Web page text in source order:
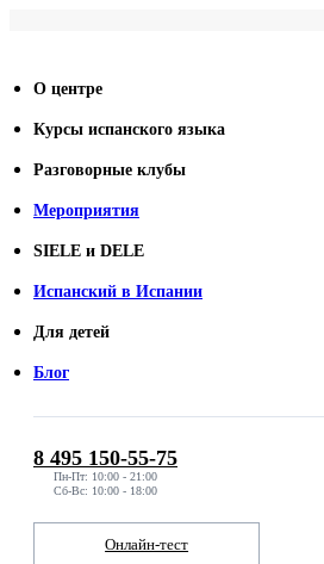
О центре
Курсы испанского языка
Разговорные клубы
Мероприятия
SIELE и DELE
Испанский в Испании
Для детей
Блог
8 495 150-55-75
Пн-Пт: 10:00 - 21:00
Сб-Вс: 10:00 - 18:00
Онлайн-тест